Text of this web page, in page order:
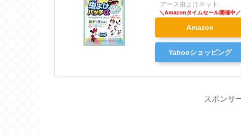
アース虫よけネット
Amazon
Yahooショッピング
スポンサ